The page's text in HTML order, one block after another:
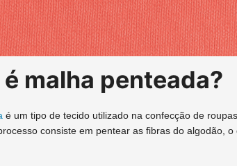
é malha penteada?
é um tipo de tecido utilizado na confecção de
consiste em pentear as fibras do algodão,